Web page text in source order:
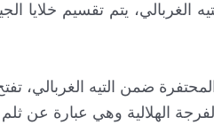
يتم تقسيم خلايا
ضمن التيه الغربالي، تفتح
الهلالية وهي عبارة عن